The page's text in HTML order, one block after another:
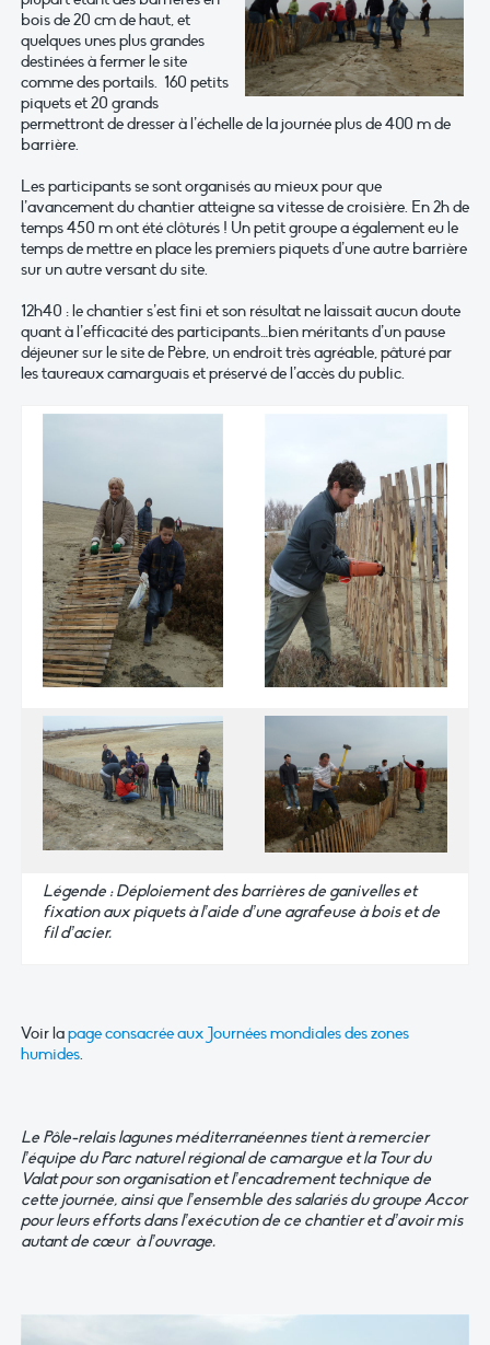
bois de 20 cm de haut, et
quelques unes plus grandes
destinées à fermer le site
comme des portails. 160 petits
piquets et 20 grands
permettront de dresser à l’échelle de la journée plus de 400 m de
barrière.
Les participants se sont organisés au mieux pour que
l’avancement du chantier atteigne sa vitesse de croisière. En 2h de
temps 450 m ont été clôturés ! Un petit groupe a également eu le
temps de mettre en place les premiers piquets d’une autre barrière
sur un autre versant du site.
12h40 : le chantier s’est fini et son résultat ne laissait aucun doute
quant à l’efficacité des participants…bien méritants d’un pause
déjeuner sur le site de Pèbre, un endroit très agréable, pâturé par
les taureaux camarguais et préservé de l’accès du public.
Légende : Déploiement des barrières de ganivelles et
fixation aux piquets à l’aide d’une agrafeuse à bois et de
fil d’acier.
Voir lapage consacrée aux Journées mondiales des zones
humides.
Le Pôle-relais lagunes méditerranéennes tient à remercier
l’équipe du Parc naturel régional de camargue et la Tour du
Valat pour son organisation et l’encadrement technique de
cette journée, ainsi que l’ensemble des salariés du groupe Accor
pour leurs efforts dans l’exécution de ce chantier et d’avoir mis
autant de cœur à l’ouvrage.